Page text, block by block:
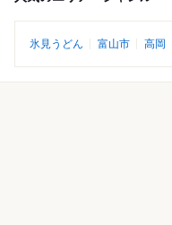
氷見うどん 富山市 高岡